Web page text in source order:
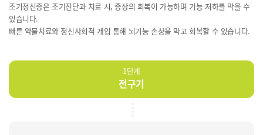
조기정신증은 조기진단과 치료 시, 증상의 회복이 가능하며 기능 저하를 막을 수
있습니다.
빠른 약물치료와 정신사회적 개입 통해 뇌기능 손상을 막고 회복할 수 있습니다.
1단계
전구기